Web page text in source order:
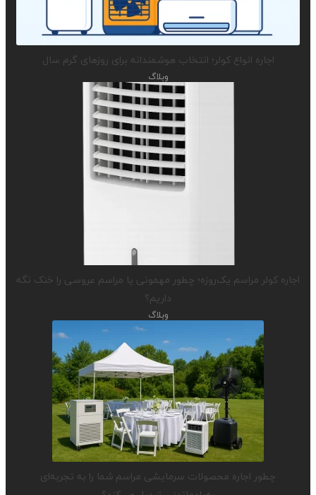
اجاره انواع کولر؛ انتخاب هوشمندانه برای روزهای گرم سال
وبلاگ
اجاره کولر مراسم یک‌روزه؛ چطور مهمونی یا مراسم عروسی را خنک نگه
داریم؟
وبلاگ
چطور اجاره محصولات سرمایشی مراسم شما را به تجربه‌ای